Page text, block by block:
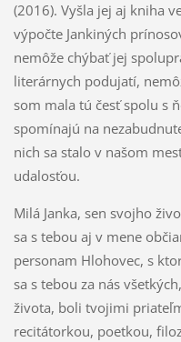
(2016). Vyšla jej aj kniha
výpočte Jankiných
nemôže chýbať jej
literárnych podujatí,
som mala tú česť spolu s
spomínajú na
nich sa stalo v našom
udalosťou.
Milá Janka, sen svojho
sa s tebou aj v mene
personam Hlohovec, s
sa s tebou za nás
života, boli tvojimi
recitátorkou, poetkou,